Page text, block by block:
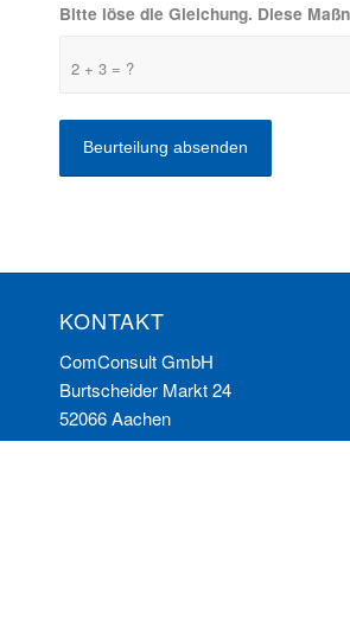
2 + 3 = ?
Bitte löse die Gleichung. Diese
KONTAKT
ComConsult GmbH
Burtscheider Markt 24
52066 Aachen
Telefon: 0241/887446-0